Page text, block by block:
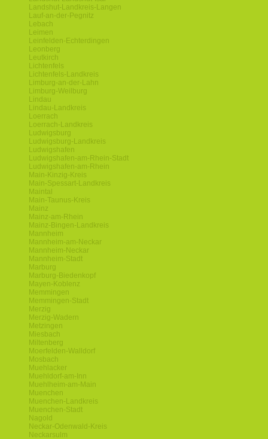
Landshut-Landkreis-Langen
Lauf-an-der-Pegnitz
Lebach
Leimen
Leinfelden-Echterdingen
Leonberg
Leutkirch
Lichtenfels
Lichtenfels-Landkreis
Limburg-an-der-Lahn
Limburg-Weilburg
Lindau
Lindau-Landkreis
Loerrach
Loerrach-Landkreis
Ludwigsburg
Ludwigsburg-Landkreis
Ludwigshafen
Ludwigshafen-am-Rhein-Stadt
Ludwigshafen-am-Rhein
Main-Kinzig-Kreis
Main-Spessart-Landkreis
Maintal
Main-Taunus-Kreis
Mainz
Mainz-am-Rhein
Mainz-Bingen-Landkreis
Mannheim
Mannheim-am-Neckar
Mannheim-Neckar
Mannheim-Stadt
Marburg
Marburg-Biedenkopf
Mayen-Koblenz
Memmingen
Memmingen-Stadt
Merzig
Merzig-Wadern
Metzingen
Miesbach
Miltenberg
Moerfelden-Walldorf
Mosbach
Muehlacker
Muehldorf-am-Inn
Muehlheim-am-Main
Muenchen
Muenchen-Landkreis
Muenchen-Stadt
Nagold
Neckar-Odenwald-Kreis
Neckarsulm